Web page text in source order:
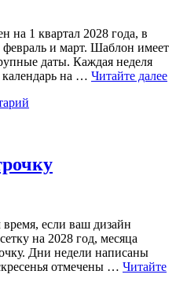
на 1 квартал 2028 года, в
февраль и март. Шаблон имеет
даты. Каждая неделя
на … Читайте далее
2028
если ваш дизайн
на 2028 год, месяца
Дни недели написаны
отмечены … Читайте